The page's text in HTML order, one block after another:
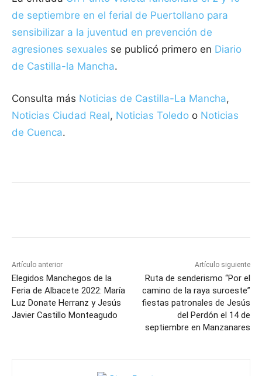
de septiembre en el ferial de Puertollano para
sensibilizar a la juventud en prevención de
agresiones sexuales se publicó primero en Diario
de Castilla-la Mancha.
Consulta más Noticias de Castilla-La Mancha,
Noticias Ciudad Real, Noticias Toledo o Noticias
de Cuenca.
Artículo anterior
Elegidos Manchegos de la
Feria de Albacete 2022: María
Luz Donate Herranz y Jesús
Javier Castillo Monteagudo
Artículo siguiente
Ruta de senderismo “Por el
camino de la raya suroeste”
fiestas patronales de Jesús
del Perdón el 14 de
septiembre en Manzanares